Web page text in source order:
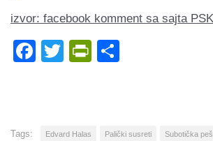
izvor: facebook komment sa sajta
Facebook
TwitterPrintFriendly
Tags: Edvard Halas Palički susreti Subotička